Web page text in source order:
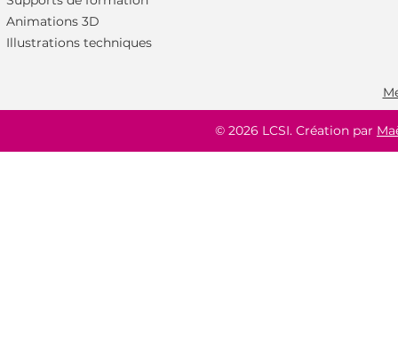
Animations 3D
Illustrations techniques
© 2026 LCSI. Création par